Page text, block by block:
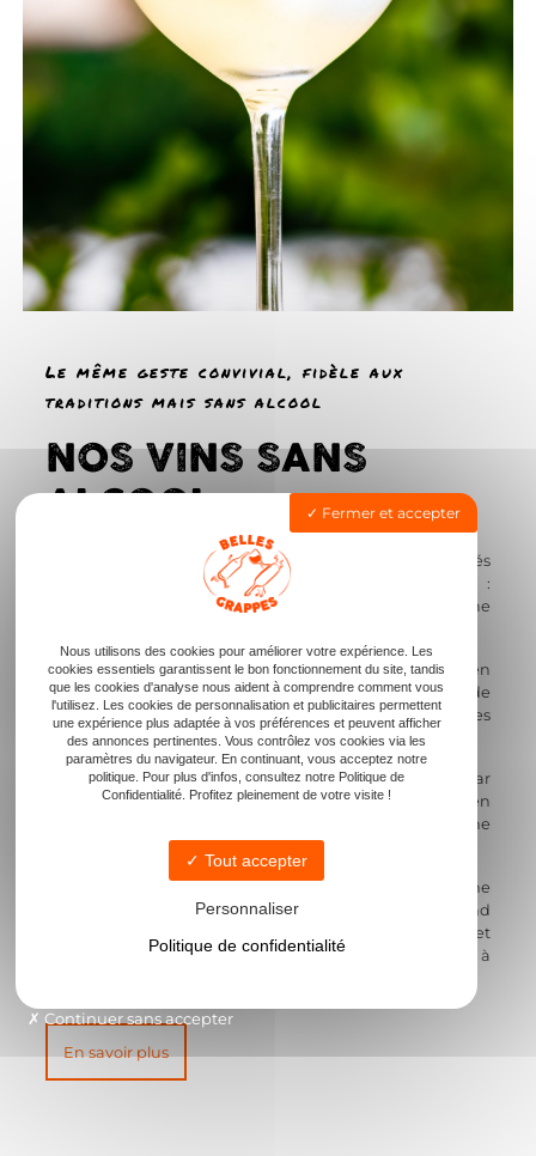
Le même geste convivial, fidèle aux
traditions mais sans alcool
NOS VINS SANS
ALCOOL
Chez Belles Grappes°, nos vins sans alcool sont élaborés
selon les mêmes principes que les vins classiques :
fermentation alcoolique, mêmes cépages, même
L’alcool est généralement retiré avant la mise en
bouteille, par un procédé de désalcoolisation sous vide
(dite à froid), qui préserve au maximum les
caractéristiques du vin de départ.
Le résultat donne une boisson au goût distinct, car
l’absence d’alcool modifie naturellement la perception en
bouche. Mais on y retrouve, le fruit, la fleur, le bois … une
certaine complexité toute en légèreté.
Rouge, blanc, rosé ou pétillant, chaque cuvée offre une
expérience nouvelle, pour accompagner un très grand
nombre de plats : une alternative rafinée pour celles et
ceux qui souhaitent profiter d’un moment partagé à
En savoir plus
Fermer et accepter
Nous utilisons des cookies pour améliorer votre expérience. Les
cookies essentiels garantissent le bon fonctionnement du site, tandis
que les cookies d'analyse nous aident à comprendre comment vous
l'utilisez. Les cookies de personnalisation et publicitaires permettent
une expérience plus adaptée à vos préférences et peuvent afficher
des annonces pertinentes. Vous contrôlez vos cookies via les
paramètres du navigateur. En continuant, vous acceptez notre
politique. Pour plus d'infos, consultez notre Politique de
Confidentialité. Profitez pleinement de votre visite !
Tout accepter
Personnaliser
Politique de confidentialité
Continuer sans accepter